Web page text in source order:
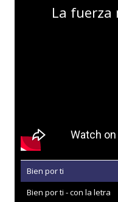
La fuerza
Bien por ti
Bien por ti - con la letra